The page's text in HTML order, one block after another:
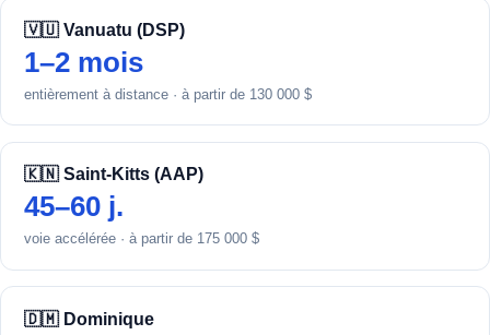
🇻🇺 Vanuatu (DSP)
1–2 mois
entièrement à distance · à partir de 130 000 $
🇰🇳 Saint-Kitts (AAP)
45–60 j.
voie accélérée · à partir de 175 000 $
🇩🇲 Dominique